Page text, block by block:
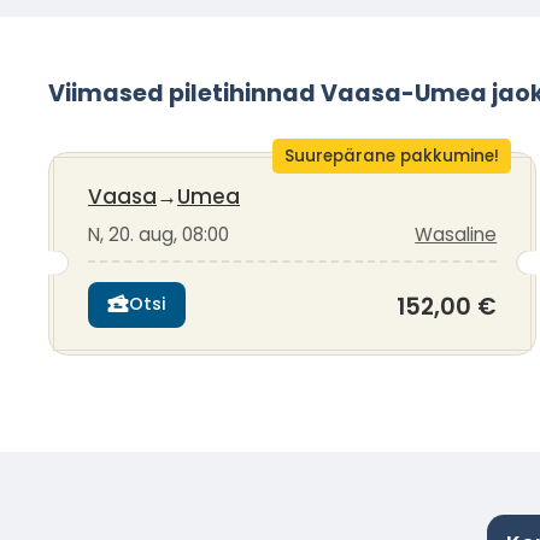
Viimased piletihinnad Vaasa-Umea
Suurepärane pakkumine!
Vaasa→Umea
N, 20. aug, 08:00 Wasaline
Otsi 152,00 €